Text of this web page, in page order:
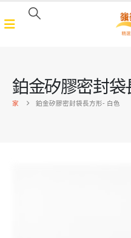
鉑金矽膠密封袋
家 鉑金矽膠密封袋長方形- 白色